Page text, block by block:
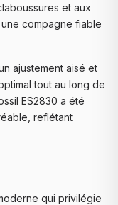
et aux
compagne fiable
ajustement aisé et
tout au long de
ES2830 a été
reflétant
qui privilégie